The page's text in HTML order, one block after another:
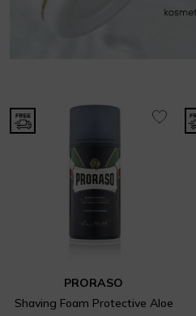
PRORASO
Shaving Foam Protective Aloe